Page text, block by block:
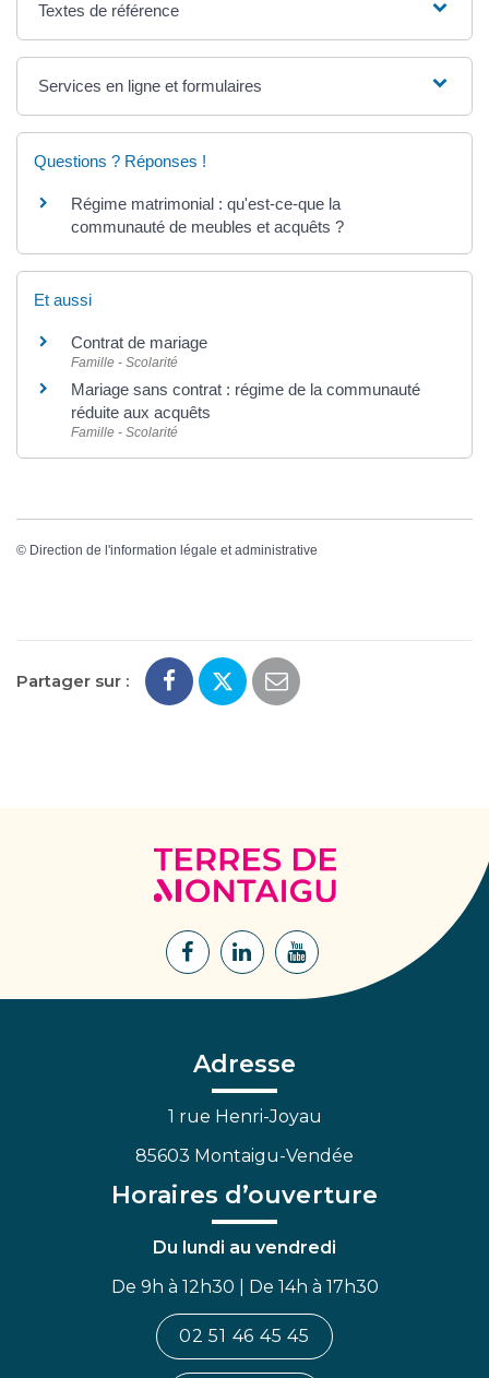
Textes de référence
Services en ligne et formulaires
Questions ? Réponses !
Régime matrimonial : qu'est-ce-que la
communauté de meubles et acquêts ?
Et aussi
Contrat de mariage
Famille - Scolarité
Mariage sans contrat : régime de la communauté
réduite aux acquêts
Famille - Scolarité
© Direction de l'information légale et administrative
Partager sur :
Terres
de
Montaigu
Lien
Facebook
Lien
Lien
Adresse
1 rue Henri-Joyau
85603 Montaigu-Vendée
Horaires d’ouverture
Du lundi au vendredi
De 9h à 12h30 | De 14h à 17h30
02 51 46 45 45